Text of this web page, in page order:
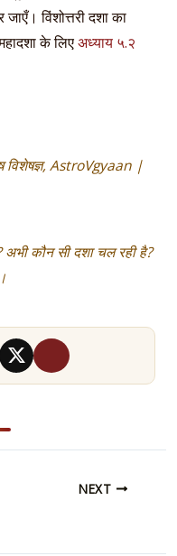
जाएँ। विंशोत्तरी दशा का
के लिएअध्याय ५.२
विशेषज्ञ, AstroVgyaan |
कौन सी दशा चल रही है?
NEXT